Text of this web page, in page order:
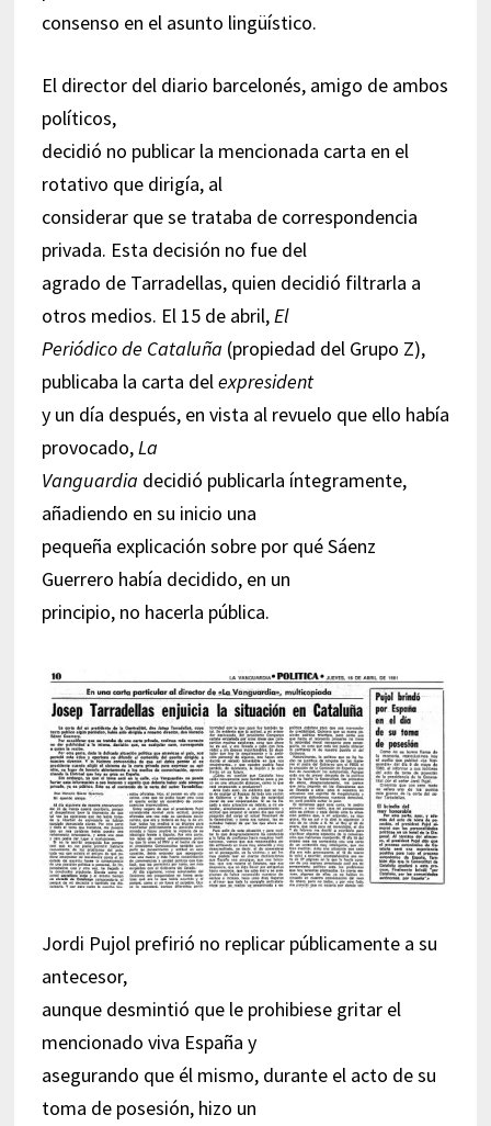
consenso en el asunto lingüístico.
El director del diario barcelonés, amigo de ambos
políticos,
decidió no publicar la mencionada carta en el
rotativo que dirigía, al
considerar que se trataba de correspondencia
privada. Esta decisión no fue del
agrado de Tarradellas, quien decidió filtrarla a
otros medios. El 15 de abril,El
Periódico de Cataluña (propiedad del Grupo Z),
publicaba la carta delexpresident
y un día después, en vista al revuelo que ello había
provocado,La
Vanguardia decidió publicarla íntegramente,
añadiendo en su inicio una
pequeña explicación sobre por qué Sáenz
Guerrero había decidido, en un
principio, no hacerla pública.
Jordi Pujol prefirió no replicar públicamente a su
antecesor,
aunque desmintió que le prohibiese gritar el
mencionado viva España y
asegurando que él mismo, durante el acto de su
toma de posesión, hizo un